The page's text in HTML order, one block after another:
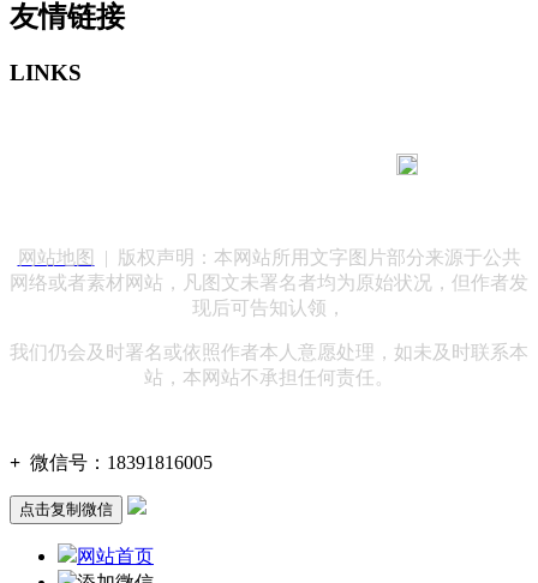
友情链接
LINKS
网站地图
| 版权声明：本网站所用文字图片部分来源于公共
网络或者素材网站，凡图文未署名者均为原始状况，但作者发
现后可告知认领，
我们仍会及时署名或依照作者本人意愿处理，如未及时联系本
站，本网站不承担任何责任。
+ 微信号： 18391816005
点击复制微信
网站首页